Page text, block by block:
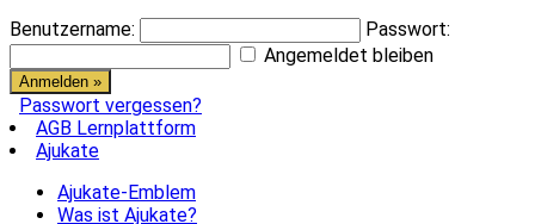
Benutzername:
Passwort:
Angemeldet bleiben
Passwort vergessen?
AGB Lernplattform
Ajukate
Ajukate-Emblem
Was ist Ajukate?